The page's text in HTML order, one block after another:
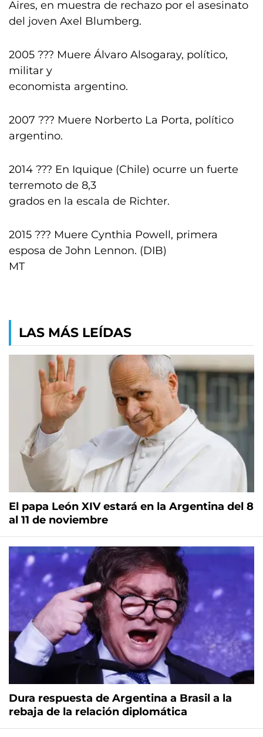
Aires, en muestra de rechazo por el asesinato
del joven Axel Blumberg.
2005 ??? Muere Álvaro Alsogaray, político,
militar y
economista argentino.
2007 ??? Muere Norberto La Porta, político
argentino.
2014 ??? En Iquique (Chile) ocurre un fuerte
terremoto de 8,3
grados en la escala de Richter.
2015 ??? Muere Cynthia Powell, primera
esposa de John Lennon. (DIB)
MT
LAS MÁS LEÍDAS
El papa León XIV estará en la Argentina del 8
al 11 de noviembre
Dura respuesta de Argentina a Brasil a la
rebaja de la relación diplomática